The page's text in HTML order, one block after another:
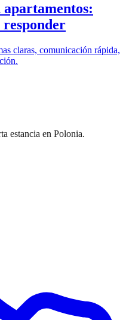
apartamentos:
claras, comunicación rápida,
estancia en Polonia.